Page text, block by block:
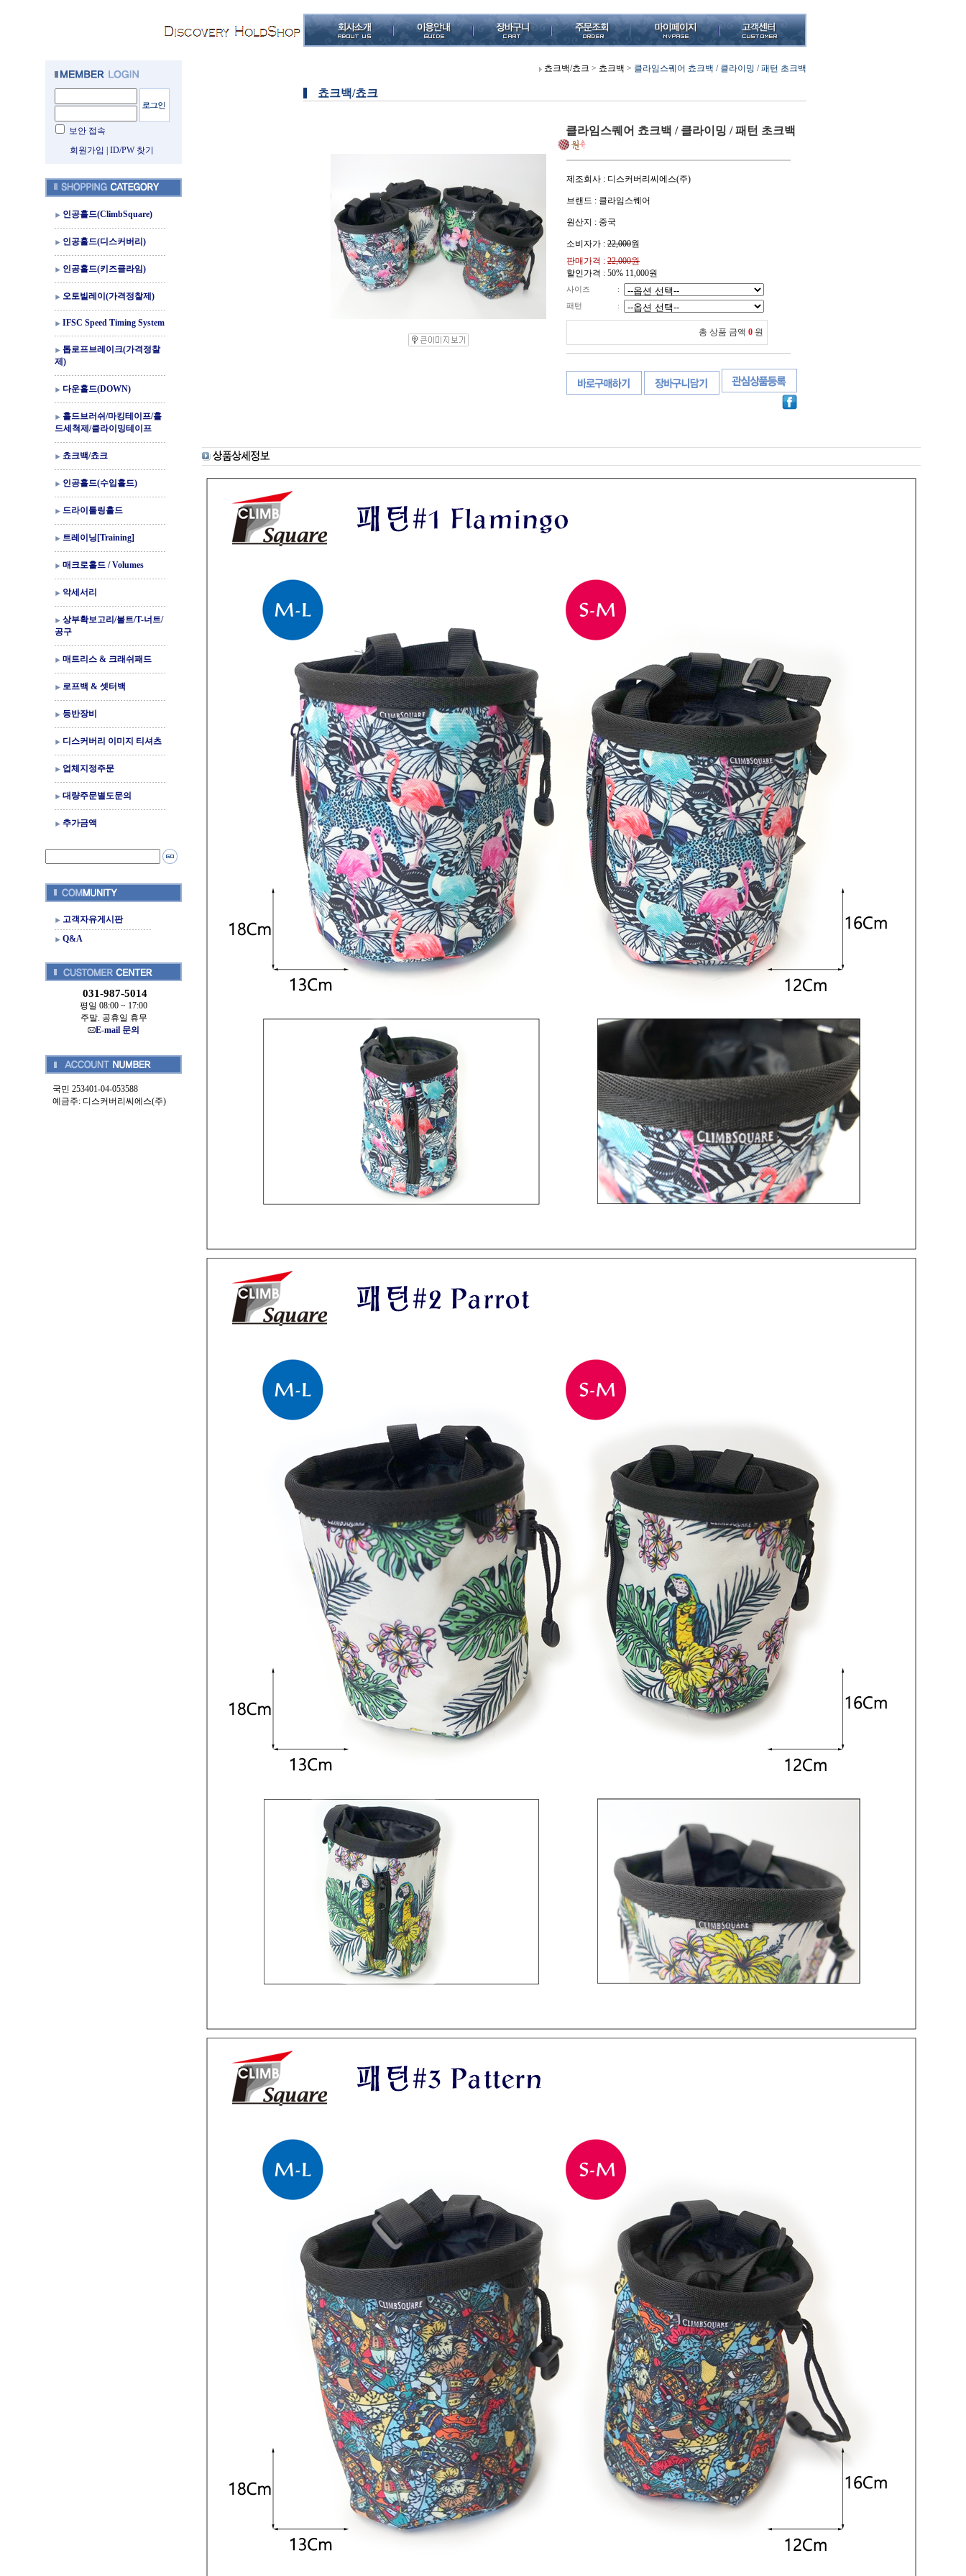
보안 접속
회원가입
ID/PW 찾기
인공홀드(ClimbSquare)
인공홀드(디스커버리)
인공홀드(키즈클라임)
오토빌레이(가격정찰제)
IFSC Speed Timing System
톱로프브레이크(가격정찰
제)
다운홀드(DOWN)
홀드브러쉬/마킹테이프/홀
드세척제/클라이밍테이프
쵸크백/쵸크
인공홀드(수입홀드)
드라이툴링홀드
트레이닝[Training]
매크로홀드 / Volumes
악세서리
상부확보고리/볼트/T-너트/
공구
매트리스 & 크래쉬패드
로프백 & 셋터백
등반장비
디스커버리 이미지 티셔츠
업체지정주문
대량주문별도문의
추가금액
고객자유게시판
Q&A
031-987-5014
평일 08:00 ~ 17:00
주말. 공휴일 휴무
E-mail 문의
국민 253401-04-053588
예금주: 디스커버리씨에스(주)
쵸크백/쵸크 > 쵸크백 > 클라임스퀘어 쵸크백 / 클라이밍 / 패턴 초크백
쵸크백/쵸크
클라임스퀘어 쵸크백 / 클라이밍 / 패턴 초크백
제조회사 : 디스커버리씨에스(주)
브랜드 : 클라임스퀘어
원산지 : 중국
소비자가 : 22,000원
판매가격 : 22,000원
할인가격 : 50% 11,000원
사이즈
:
패턴
:
총 상품 금액 0 원